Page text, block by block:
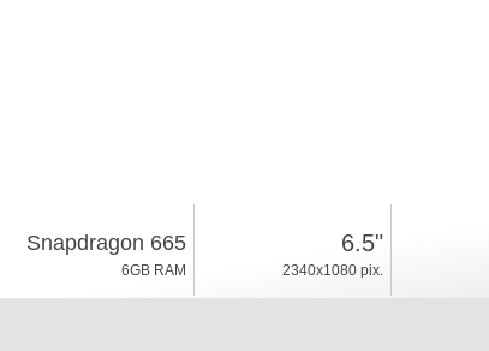
Snapdragon 665
6GB RAM
6.5"
2340x1080 pix.